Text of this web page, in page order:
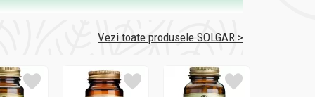
Vezi toate produsele SOLGAR >